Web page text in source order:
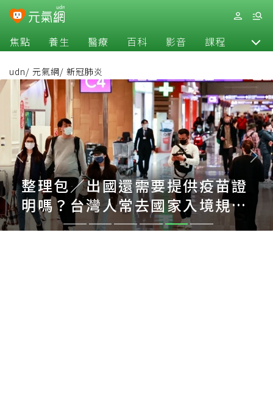
焦點 養生 醫療 百科 影音 課程 退休
udn/ 元氣網/ 新冠肺炎
整理包／出國還需要提供疫苗證
明嗎？台灣人常去國家入境規定
一次看